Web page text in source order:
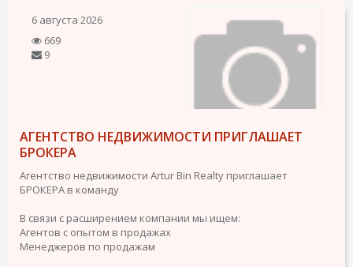
6 августа 2026
669
9
АГЕНТСТВО НЕДВИЖИМОСТИ ПРИГЛАШАЕТ
БРОКЕРА
Агентство недвижимости Artur Bin Realty приглашает
БРОКЕРА в команду
В связи с расширением компании мы ищем:
Агентов с опытом в продажах
Менеджеров по продажам